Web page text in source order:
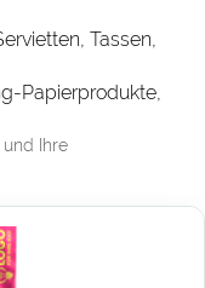
Tassen,
Papierprodukte,
und Ihre